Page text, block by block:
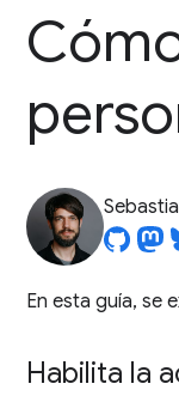
En esta guía, se
Habilita la